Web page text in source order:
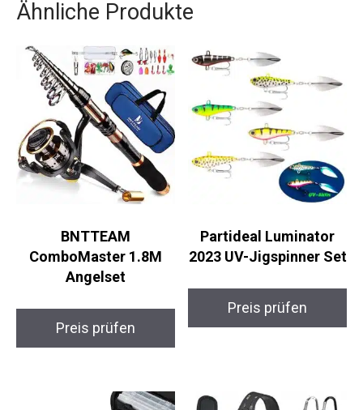
Ähnliche Produkte
BNTTEAM
ComboMaster 1.8M
Partideal Luminator
Set